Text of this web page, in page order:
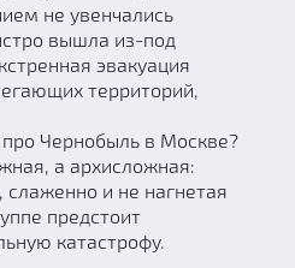
не увенчались
вышла из-под
эвакуация
территорий,
Чернобыль в Москве?
а архисложная:
слаженно и не нагнетая
предстоит
катастрофу.